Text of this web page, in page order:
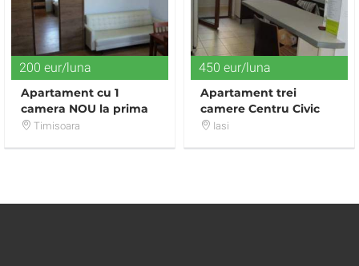
200 eur/luna
Apartament cu 1
camera NOU la prima
inchiriere in zona
Timisoara
450 eur/luna
Apartament trei
camere Centru Civic
450 euro
Iasi